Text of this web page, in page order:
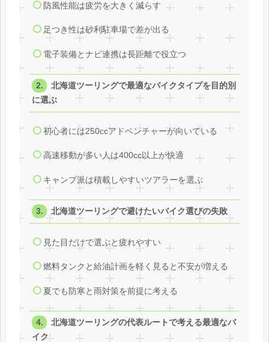
防風性能は疲労を大きく減らす
足つき性は砂利駐車場で差が出る
電子装備とナビ連携は長距離で役立つ
北海道ツーリングで最適なバイクタイプを目的別
に選ぶ
初心者には250ccアドベンチャーが向いている
高速移動が多い人は400cc以上が快適
キャンプ派は積載しやすいツアラーを選ぶ
北海道ツーリングで避けたいバイク選びの失敗
見た目だけで選ぶと疲れやすい
燃料タンクと給油計画を軽く見ると不安が増える
夏でも防寒と雨対策を前提に考える
北海道ツーリングの代表ルートで考える最適なバ
イク